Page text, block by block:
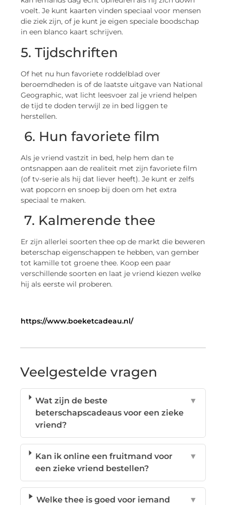
voelt. Je kunt kaarten vinden speciaal voor mensen
die ziek zijn, of je kunt je eigen speciale boodschap
in een blanco kaart schrijven.
5. Tijdschriften
Of het nu hun favoriete roddelblad over
beroemdheden is of de laatste uitgave van National
Geographic, wat licht leesvoer zal je vriend helpen
de tijd te doden terwijl ze in bed liggen te
herstellen.
6. Hun favoriete film
Als je vriend vastzit in bed, help hem dan te
ontsnappen aan de realiteit met zijn favoriete film
(of tv-serie als hij dat liever heeft). Je kunt er zelfs
wat popcorn en snoep bij doen om het extra
speciaal te maken.
7. Kalmerende thee
Er zijn allerlei soorten thee op de markt die beweren
beterschap eigenschappen te hebben, van gember
tot kamille tot groene thee. Koop een paar
verschillende soorten en laat je vriend kiezen welke
hij als eerste wil proberen.
https://www.boeketcadeau.nl/
Veelgestelde vragen
Wat zijn de beste
beterschapscadeaus voor een zieke
vriend?
▼
Kan ik online een fruitmand voor
een zieke vriend bestellen?
▼
Welke thee is goed voor iemand
▼